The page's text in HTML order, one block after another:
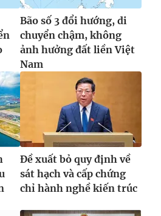
Bão số 3 đổi hướng, di
chuyển chậm, không
ảnh hưởng đất liền Việt
Nam
Đề xuất bỏ quy định về
sát hạch và cấp chứng
chỉ hành nghề kiến trúc